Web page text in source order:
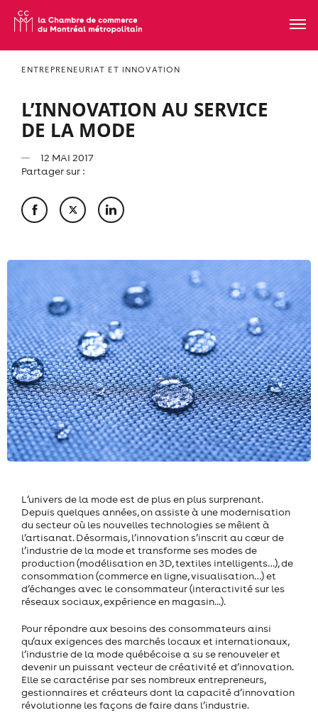
ENTREPRENEURIAT ET INNOVATION
L’INNOVATION AU SERVICE
DE LA MODE
12 MAI 2017
Partager sur :
L’univers de la mode est de plus en plus surprenant.
Depuis quelques années, on assiste à une modernisation
du secteur où les nouvelles technologies se mêlent à
l’artisanat. Désormais, l’innovation s’inscrit au cœur de
l’industrie de la mode et transforme ses modes de
production (modélisation en 3D, textiles intelligents…), de
consommation (commerce en ligne, visualisation…) et
d’échanges avec le consommateur (interactivité sur les
réseaux sociaux, expérience en magasin...).
Pour répondre aux besoins des consommateurs ainsi
qu’aux exigences des marchés locaux et internationaux,
l’industrie de la mode québécoise a su se renouveler et
devenir un puissant vecteur de créativité et d’innovation.
Elle se caractérise par ses nombreux entrepreneurs,
gestionnaires et créateurs dont la capacité d’innovation
révolutionne les façons de faire dans l’industrie.